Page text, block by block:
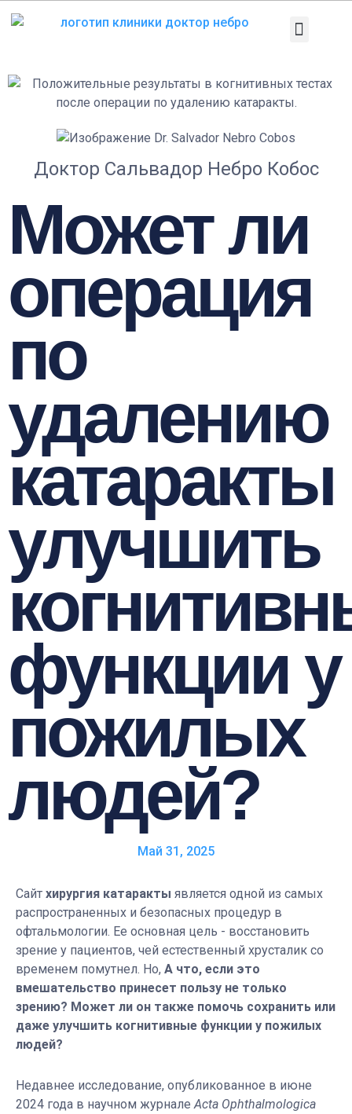
Доктор Сальвадор Небро Кобос
Может ли
операция
по
удалению
катаракты
улучшить
функции у
пожилых
людей?
Май 31, 2025
Сайт хирургия катаракты является одной из самых
распространенных и безопасных процедур в
офтальмологии. Ее основная цель - восстановить
зрение у пациентов, чей естественный хрусталик со
временем помутнел. Но, А что, если это
вмешательство принесет пользу не только
зрению? Может ли он также помочь сохранить или
даже улучшить когнитивные функции у пожилых
людей?
Недавнее исследование, опубликованное в июне
2024 года в научном журнале Acta Ophthalmologica